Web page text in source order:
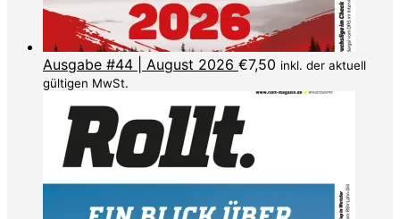
Ausgabe #44 | August 2026 €7,50 inkl. der aktuell
gültigen MwSt.